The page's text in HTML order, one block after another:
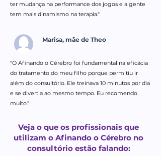
ter mudança na performance dos jogos e a gente
tem mais dinamismo na terapia."
Marisa, mãe de Theo
"O Afinando o Cérebro foi fundamental na eficácia
do tratamento do meu filho porque permitiu ir
além do consultório. Ele treinava 10 minutos por dia
e se divertia ao mesmo tempo. Eu recomendo
muito."
Veja o que os profissionais que
utilizam o Afinando o Cérebro no
consultório estão falando: